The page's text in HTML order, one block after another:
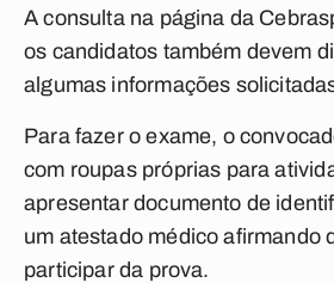
A consulta na página da
os candidatos também devem
algumas informações
Para fazer o exame, o
com roupas próprias para
apresentar documento de
um atestado médico afirmando
participar da prova.